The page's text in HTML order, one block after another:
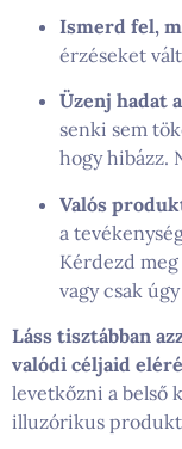
Ismerd fel,
érzéseket
Üzenj hadat
senki sem
hogy hibázz.
Valós
a
Kérdezd
vagy csak
Láss tisztábban
valódi céljaid
levetkőzni a belső
illuzórikus